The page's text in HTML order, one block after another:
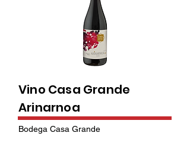
Vino Casa Grande
Arinarnoa
Bodega Casa Grande